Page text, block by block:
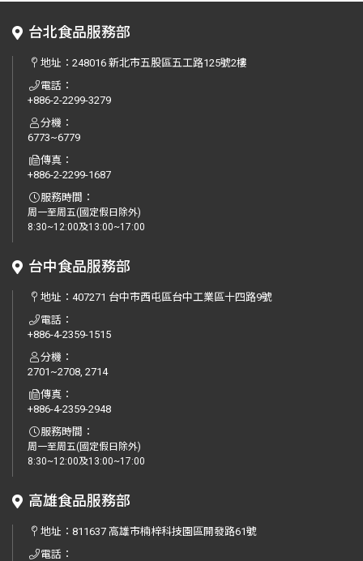
台北食品服務部
地址：248016 新北市五股區五工路125號2樓
電話：
+886-2-2299-3279
分機：
6773~6779
傳真：
+886-2-2299-1687
服務時間：
周一至周五(國定假日除外)
8:30~12:00及13:00~17:00
台中食品服務部
地址：407271 台中市西屯區台中工業區十四路9號
電話：
+886-4-2359-1515
分機：
2701~2708, 2714
傳真：
+886-4-2359-2948
服務時間：
周一至周五(國定假日除外)
8:30~12:00及13:00~17:00
高雄食品服務部
地址：811637 高雄市楠梓科技園區開發路61號
電話：